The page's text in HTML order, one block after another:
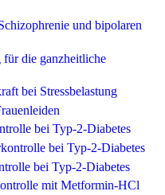
und bipolaren
die ganzheitliche
bei Stressbelastung
bei Typ-2-Diabetes
bei Typ-2-Diabetes
bei Typ-2-Diabetes
mit Metformin-HCl